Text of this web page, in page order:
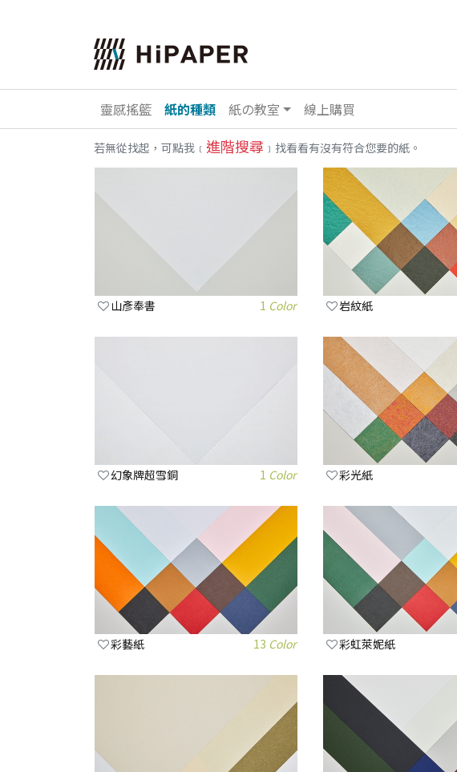
靈感搖籃 紙的種類 紙の教室 線上購買
若無從找起，可點我﹝ 進階搜尋 ﹞找看看有沒有符合您要的紙。
山彥奉書 1 Color 岩紋紙
幻象牌超雪銅 1 Color 彩光紙
彩藝紙 13 Color 彩虹萊妮紙